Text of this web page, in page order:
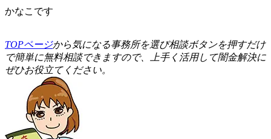
かなこです
TOPページから気になる事務所を選び相談ボタンを押すだけ
で簡単に無料相談できますので、上手く活用して闇金解決に
ぜひお役立てください。